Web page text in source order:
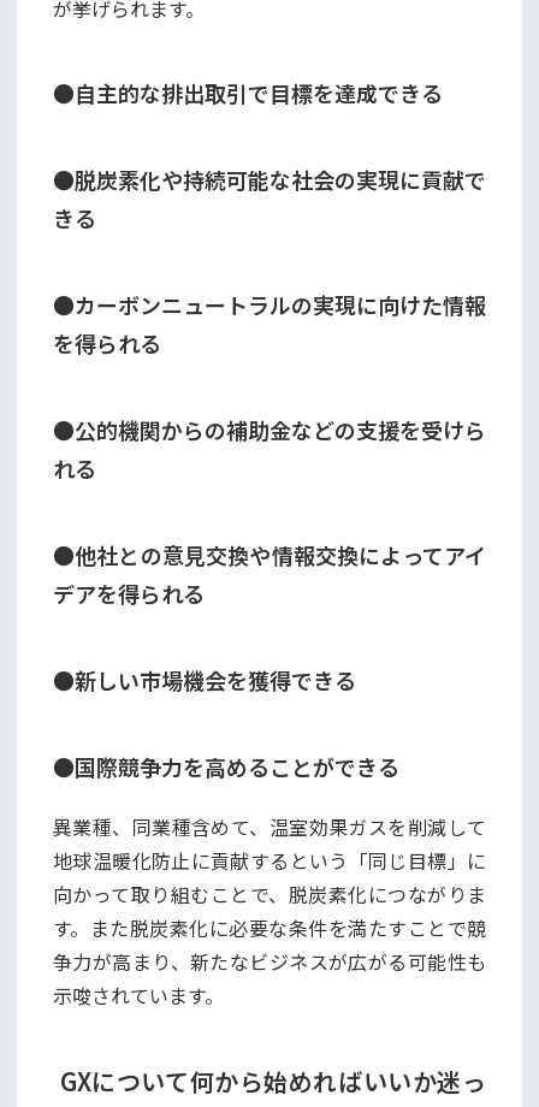
が挙げられます。
●自主的な排出取引で目標を達成できる
●脱炭素化や持続可能な社会の実現に貢献で
きる
●カーボンニュートラルの実現に向けた情報
を得られる
●公的機関からの補助金などの支援を受けら
れる
●他社との意見交換や情報交換によってアイ
デアを得られる
●新しい市場機会を獲得できる
●国際競争力を高めることができる
異業種、同業種含めて、温室効果ガスを削減して
地球温暖化防止に貢献するという「同じ目標」に
向かって取り組むことで、脱炭素化につながりま
す。また脱炭素化に必要な条件を満たすことで競
争力が高まり、新たなビジネスが広がる可能性も
示唆されています。
GXについて何から始めればいいか迷っ